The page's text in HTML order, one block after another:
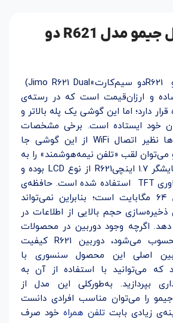
گوشی موبایل جیمو مدل R621 دو
R621دو سیم‌کارت»(Jimo R621 Dual
و ارزان‌قیمت است که در رسته‌ی
دارد؛ اما این گوشی یک پله بالاتر و
خود ایستاده است. برخی مشخصات
نظیر اتصال WiFi از این گوشی جا
می‌توان لقب «تلفن نیمه‌هوشمند» را به
اینچی
R621 از نوع LCD بوده و
TFT
استفاده شده است. حافظه‌ی
داخلی این محصول ۶۴ مگابایت است؛ بنابراین نمی‌تواند
ذخیره‌سازی حجم بالایی از اطلاعات در
دهد. اگرچه وجود دوربین در محصولات
می‌شود، دوربین R621کیفیت
اصلی این محصول سنسوری با
که می‌توانید با استفاده از آن به
بپردازید. به‌طورکلی این مدل از
را می‌توان مناسب افرادی دانست
زیادی بابت تلفن همراهخود صرف